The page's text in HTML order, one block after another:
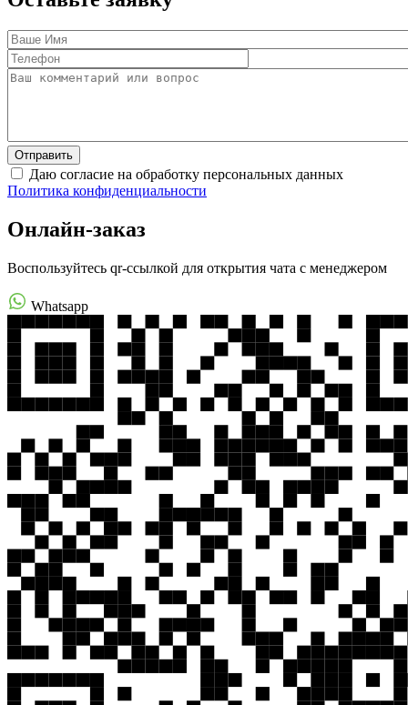
Даю согласие на обработку персональных данных
Политика конфиденциальности
Онлайн-заказ
Воспользуйтесь qr-ссылкой для открытия чата с менеджером
Whatsapp